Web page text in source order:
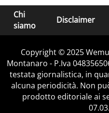
Chi
siamo
Disclaimer
Copyright © 2025
Montanaro - P.Iva
testata giornalistica, in
alcuna periodicità. Non
prodotto editoriale ai